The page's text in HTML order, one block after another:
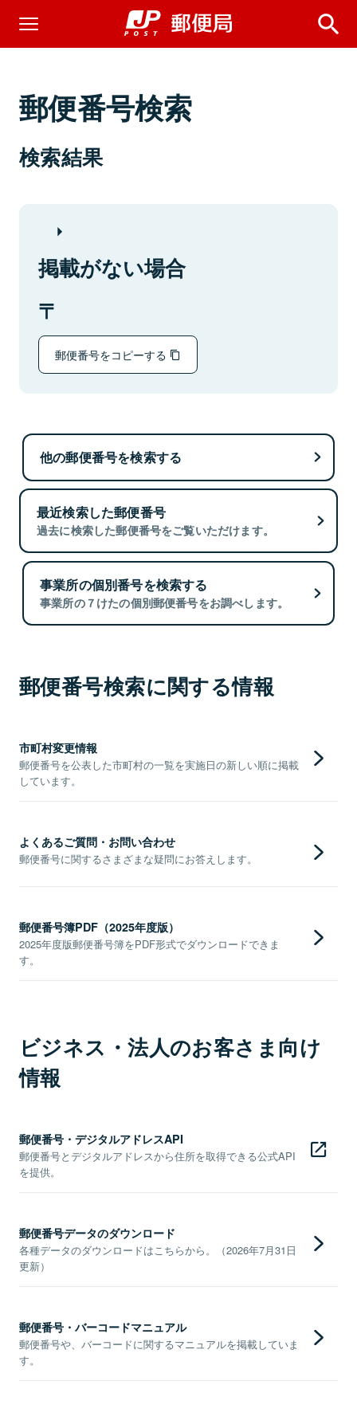
郵便番号検索
検索結果
掲載がない場合
郵便番号をコピーする
他の郵便番号を検索する
最近検索した郵便番号
過去に検索した郵便番号をご覧いただけます。
事業所の個別番号を検索する
事業所の７けたの個別郵便番号をお調べします。
郵便番号検索に関する情報
市町村変更情報
郵便番号を公表した市町村の一覧を実施日の新しい順に掲載
しています。
よくあるご質問・お問い合わせ
郵便番号に関するさまざまな疑問にお答えします。
郵便番号簿PDF（2025年度版）
2025年度版郵便番号簿をPDF形式でダウンロードできま
す。
ビジネス・法人のお客さま向け
情報
郵便番号・デジタルアドレスAPI
郵便番号とデジタルアドレスから住所を取得できる公式API
を提供。
郵便番号データのダウンロード
各種データのダウンロードはこちらから。（2026年7月31日
更新）
郵便番号・バーコードマニュアル
郵便番号や、バーコードに関するマニュアルを掲載していま
す。